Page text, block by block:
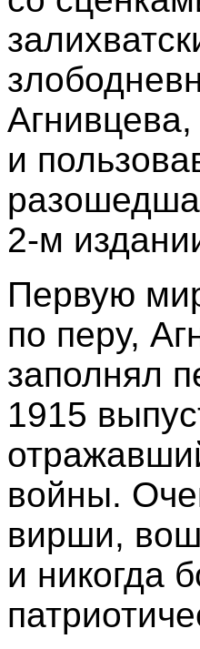
и
2-м
Первую
по перу,
заполнял
1915
войны.
вирши,
и никогда